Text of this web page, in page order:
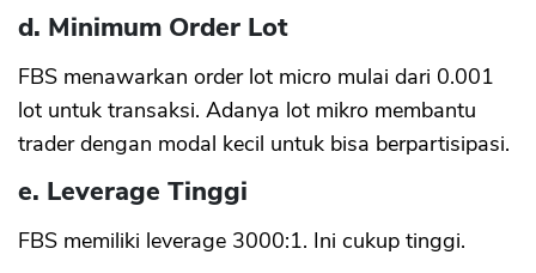
d. Minimum Order Lot
FBS menawarkan order lot micro mulai dari 0.001
lot untuk transaksi. Adanya lot mikro membantu
trader dengan modal kecil untuk bisa berpartisipasi.
e. Leverage Tinggi
FBS memiliki leverage 3000:1. Ini cukup tinggi.